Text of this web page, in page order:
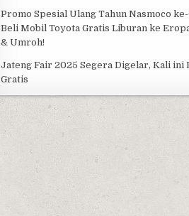
Promo Spesial Ulang Tahun Nasmoco ke-
Beli Mobil Toyota Gratis Liburan ke
& Umroh!
Jateng Fair 2025 Segera Digelar, Kali ini
Gratis